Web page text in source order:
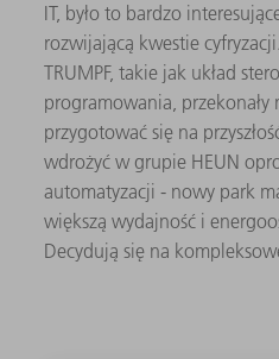
IT, było to bardzo
rozwijającą kwestie
TRUMPF, takie jak układ
programowania,
przygotować się na
wdrożyć w grupie HEUN
automatyzacji - nowy park
większą wydajność i
Decydują się na